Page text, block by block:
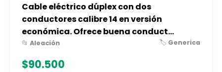
Cable eléctrico dúplex con dos
conductores calibre 14 en versión
económica. Ofrece buena conduct...
📂 Aleación 🏷️ Generica
$90.500